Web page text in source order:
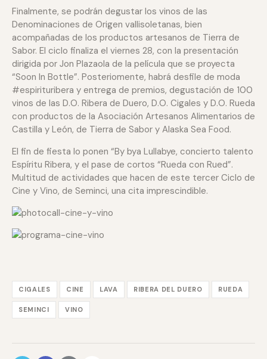
Finalmente, se podrán degustar los vinos de las
Denominaciones de Origen vallisoletanas, bien
acompañadas de los productos artesanos de Tierra de
Sabor. El ciclo finaliza el viernes 28, con la presentación
dirigida por Jon Plazaola de la película que se proyecta
“Soon In Bottle”. Posteriomente, habrá desfile de moda
#espirituribera y entrega de premios, degustación de 100
vinos de las D.O. Ribera de Duero, D.O. Cigales y D.O. Rueda
con productos de la Asociación Artesanos Alimentarios de
Castilla y León, de Tierra de Sabor y Alaska Sea Food.
El fin de fiesta lo ponen “By bya Lullabye, concierto talento
Espíritu Ribera, y el pase de cortos “Rueda con Rued”.
Multitud de actividades que hacen de este tercer Ciclo de
Cine y Vino, de Seminci, una cita imprescindible.
CIGALES CINE LAVA RIBERA DEL DUERO RUEDA
SEMINCI VINO